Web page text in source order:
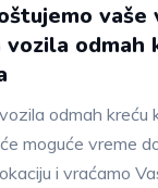
vaše
vozila odmah
odmah kreću
moguće vreme
i vraćamo